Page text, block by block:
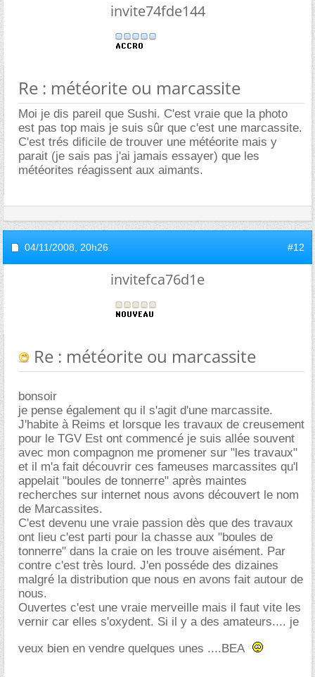
invite74fde144
Re : météorite ou marcassite
Moi je dis pareil que Sushi. C'est vraie que la photo
est pas top mais je suis sûr que c'est une marcassite.
C'est trés dificile de trouver une météorite mais y
parait (je sais pas j'ai jamais essayer) que les
météorites réagissent aux aimants.
04/11/2008, 20h26 #12
invitefca76d1e
Re : météorite ou marcassite
bonsoir
je pense également qu il s'agit d'une marcassite.
J'habite à Reims et lorsque les travaux de creusement
pour le TGV Est ont commencé je suis allée souvent
avec mon compagnon me promener sur "les travaux"
et il m'a fait découvrir ces fameuses marcassites qu'l
appelait "boules de tonnerre" après maintes
recherches sur internet nous avons découvert le nom
de Marcassites.
C'est devenu une vraie passion dès que des travaux
ont lieu c'est parti pour la chasse aux "boules de
tonnerre" dans la craie on les trouve aisément. Par
contre c'est très lourd. J'en posséde des dizaines
malgré la distribution que nous en avons fait autour de
nous.
Ouvertes c'est une vraie merveille mais il faut vite les
vernir car elles s'oxydent. Si il y a des amateurs.... je
veux bien en vendre quelques unes ....BEA